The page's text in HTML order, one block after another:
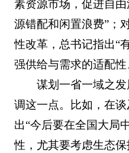
素资源市场，促进自
源错配和闲置浪费”；
性改革，总书记指出“
强供给与需求的适配性
谋划一省一域之
调这一点。比如，在
出“今后要在全国大局
性，尤其要考虑生态